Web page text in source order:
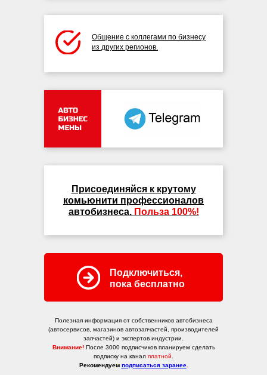
Присоединяйся к крутому
комьюнити профессионалов
автобизнеса. Польза 100%!
Общение с коллегами по бизнесу
из других регионов.
Подключиться,
пока бесплатно
Полезная информация от собственников автобизнеса
(автосервисов, магазинов автозапчастей, производителей
запчастей) и экспертов индустрии.
Внимание!После 3000 подписчиков планируем сделать
подписку на канал платной
Рекомендуем подписаться заранее.